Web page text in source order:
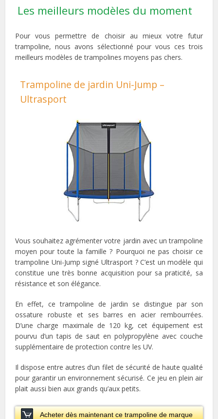
Les meilleurs modèles du moment
Pour vous permettre de choisir au mieux votre futur
trampoline, nous avons sélectionné pour vous ces trois
meilleurs modèles de trampolines moyens pas chers.
Trampoline de jardin Uni-Jump –
Ultrasport
Vous souhaitez agrémenter votre jardin avec un trampoline
moyen pour toute la famille ? Pourquoi ne pas choisir ce
trampoline Uni-Jump signé Ultrasport ? C’est un modèle qui
constitue une très bonne acquisition pour sa praticité, sa
résistance et son élégance.
En effet, ce trampoline de jardin se distingue par son
ossature robuste et ses barres en acier rembourrées.
D’une charge maximale de 120 kg, cet équipement est
pourvu d’un tapis de saut en polypropylène avec couche
supplémentaire de protection contre les UV.
Il dispose entre autres d’un filet de sécurité de haute qualité
pour garantir un environnement sécurisé. Ce jeu en plein air
plait aussi bien aux grands qu’aux petits.
Acheter dès maintenant ce trampoline de marque